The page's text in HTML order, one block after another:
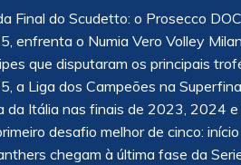
Final do Scudetto: o Prosecco
enfrenta o Numia Vero Volley
que disputaram os principais
a Liga dos Campeões na
da Itália nas finais de 2023, 2024
desafio melhor de cinco:
chegam à última fase da